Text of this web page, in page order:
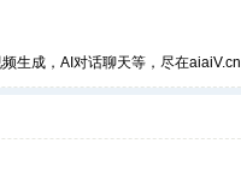
生成，AI对话聊天等，尽在aiaiV.cn